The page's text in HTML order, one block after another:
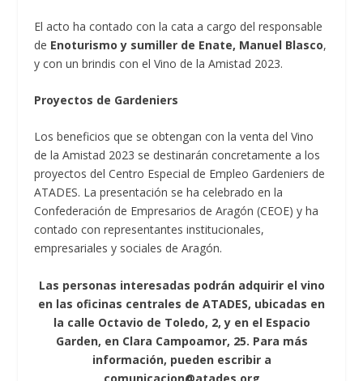
El acto ha contado con la cata a cargo del responsable
de Enoturismo y sumiller de Enate, Manuel Blasco,
y con un brindis con el Vino de la Amistad 2023.
Proyectos de Gardeniers
Los beneficios que se obtengan con la venta del Vino
de la Amistad 2023 se destinarán concretamente a los
proyectos del Centro Especial de Empleo Gardeniers de
ATADES. La presentación se ha celebrado en la
Confederación de Empresarios de Aragón (CEOE) y ha
contado con representantes institucionales,
empresariales y sociales de Aragón.
Las personas interesadas podrán adquirir el vino
en las oficinas centrales de ATADES, ubicadas en
la calle Octavio de Toledo, 2, y en el Espacio
Garden, en Clara Campoamor, 25. Para más
información, pueden escribir a